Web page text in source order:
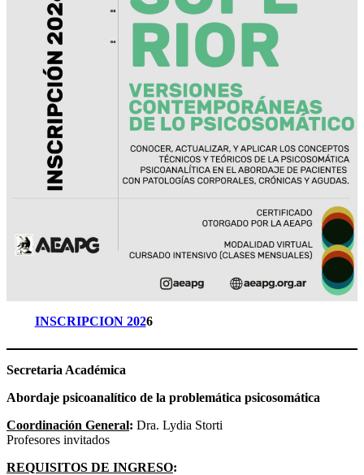
INSCRIPCION 2026
Secretaria Académica
Abordaje psicoanalítico de la problemática psicosomática
Coordinación General: Dra. Lydia Storti
Profesores invitados
REQUISITOS DE INGRESO: